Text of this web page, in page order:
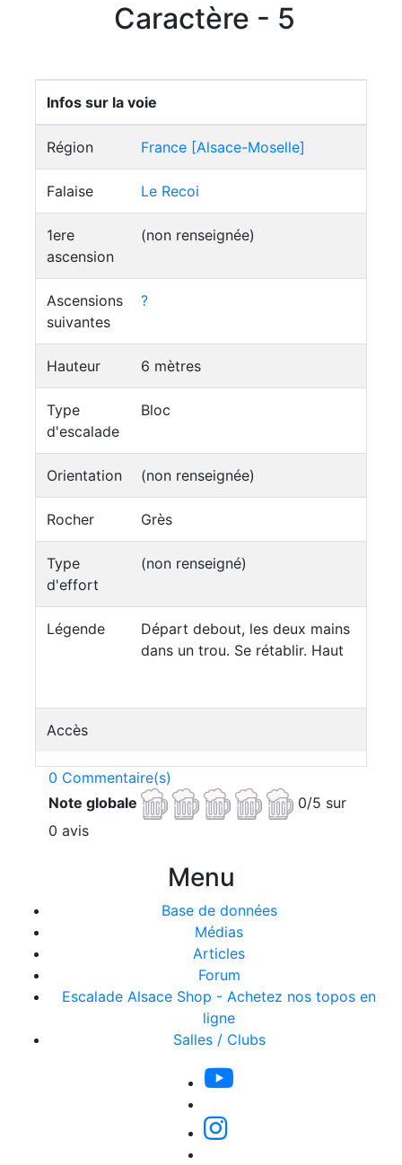
Caractère - 5
Infos sur la voie
Région France [Alsace-Moselle]
Falaise Le Recoi
1ere
ascension
(non renseignée)
Ascensions
suivantes
?
Hauteur 6 mètres
Type
d'escalade
Bloc
Orientation (non renseignée)
Rocher Grès
Type
d'effort
(non renseigné)
Légende
Départ debout, les deux mains
dans un trou. Se rétablir. Haut
Accès
0 Commentaire(s)
Note globale
0/5 sur
0 avis
Menu
Base de données
Médias
Articles
Forum
Escalade Alsace Shop - Achetez nos topos en
ligne
Salles / Clubs